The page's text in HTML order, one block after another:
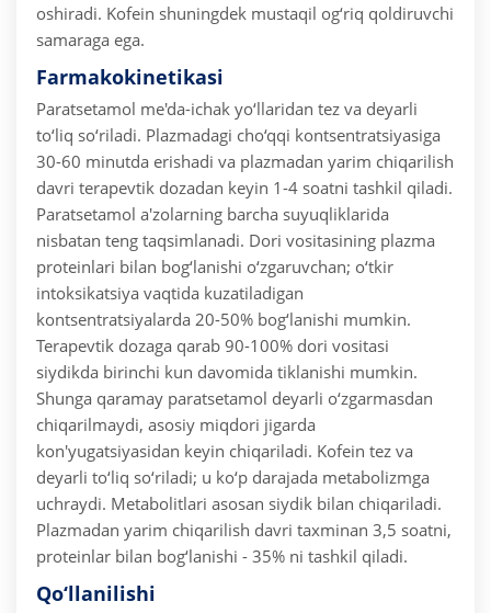
oshiradi. Kofein shuningdek mustaqil og‘riq qoldiruvchi
samaraga ega.
Farmakokinetikasi
Paratsetamol me'da-ichak yo‘llaridan tez va deyarli
to‘liq so‘riladi. Plazmadagi cho‘qqi kontsentratsiyasiga
30-60 minutda erishadi va plazmadan yarim chiqarilish
davri terapevtik dozadan keyin 1-4 soatni tashkil qiladi.
Paratsetamol a'zolarning barcha suyuqliklarida
nisbatan teng taqsimlanadi. Dori vositasining plazma
proteinlari bilan bog‘lanishi o‘zgaruvchan; o‘tkir
intoksikatsiya vaqtida kuzatiladigan
kontsentratsiyalarda 20-50% bog‘lanishi mumkin.
Terapevtik dozaga qarab 90-100% dori vositasi
siydikda birinchi kun davomida tiklanishi mumkin.
Shunga qaramay paratsetamol deyarli o‘zgarmasdan
chiqarilmaydi, asosiy miqdori jigarda
kon'yugatsiyasidan keyin chiqariladi. Kofein tez va
deyarli to‘liq so‘riladi; u ko‘p darajada metabolizmga
uchraydi. Metabolitlari asosan siydik bilan chiqariladi.
Plazmadan yarim chiqarilish davri taxminan 3,5 soatni,
proteinlar bilan bog‘lanishi - 35% ni tashkil qiladi.
Qo‘llanilishi